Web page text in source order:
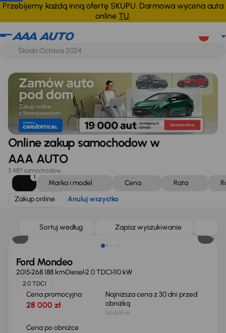
Przebijemy każdą inną ofertę SKUPU. Darmowa wycena auta
online TU.
Zakup online Anuluj wszystko
Online zakup samochodow w
AAA AUTO
3 487 samochodów
1
Marka i model Cena Rata
Zakup online
Anuluj wszystko
Sortuj według Zapisz wyszukiwanie
Taniej o 1 000 zł
Ford Mondeo
2015268 188 kmDiesel2.0 TDCI110 kW
2.0 TDCI
Cena promocyjna
28 000 zł
Najniższa cena z 30 dni przed
obniżką
30 000 zł
Cena po obniżce